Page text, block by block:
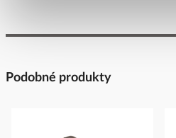
Podobné produkty